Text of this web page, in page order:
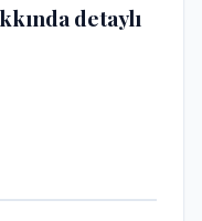
detaylı